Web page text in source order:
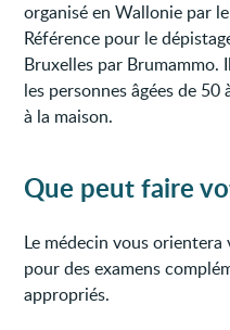
organisé en Wallonie par
Référence pour le
Bruxelles par
les personnes âgées de
à la maison.
Que peut faire
Le médecin vous
pour des examens
appropriés.